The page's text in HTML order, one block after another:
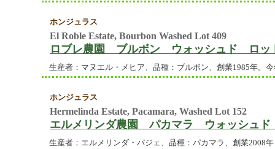
ホンジュラス
El Roble Estate, Bourbon Washed Lot 409
ロブレ農園 ブルボン ウォッシュド ロッ
生産者：マヌエル・メヒア、品種：ブルボン、創業1985年。
ホンジュラス
Hermelinda Estate, Pacamara, Washed Lot 152
エルメリンダ農園 パカマラ ウォッシュ
生産者：エルメリンダ・バジェ、品種：パカマラ、創業2008年